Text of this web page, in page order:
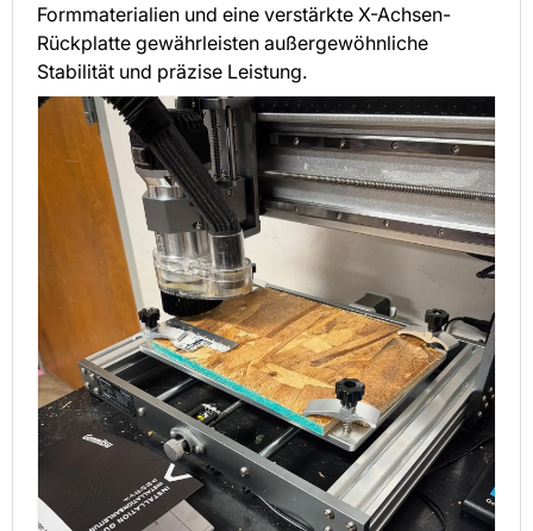
Formmaterialien und eine verstärkte X-Achsen-
Rückplatte gewährleisten außergewöhnliche
Stabilität und präzise Leistung.